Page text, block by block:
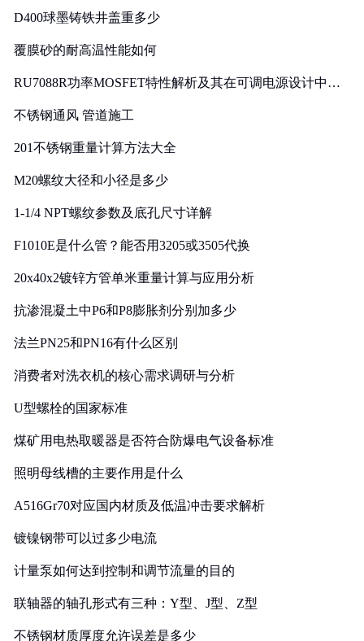
D400球墨铸铁井盖重多少
覆膜砂的耐高温性能如何
RU7088R功率MOSFET特性解析及其在可调电源设计中的
不锈钢通风 管道施工
201不锈钢重量计算方法大全
M20螺纹大径和小径是多少
1-1/4 NPT螺纹参数及底孔尺寸详解
F1010E是什么管？能否用3205或3505代换
20x40x2镀锌方管单米重量计算与应用分析
抗渗混凝土中P6和P8膨胀剂分别加多少
法兰PN25和PN16有什么区别
消费者对洗衣机的核心需求调研与分析
U型螺栓的国家标准
煤矿用电热取暖器是否符合防爆电气设备标准
照明母线槽的主要作用是什么
A516Gr70对应国内材质及低温冲击要求解析
镀镍钢带可以过多少电流
计量泵如何达到控制和调节流量的目的
联轴器的轴孔形式有三种：Y型、J型、Z型
不锈钢材质厚度允许误差是多少